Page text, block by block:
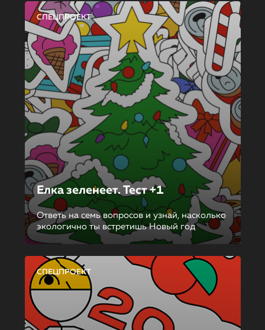
СПЕЦПРОЕКТ
Елка зеленеет. Тест +1
Ответь на семь вопросов и узнай, насколько
экологично ты встретишь Новый год
СПЕЦПРОЕКТ